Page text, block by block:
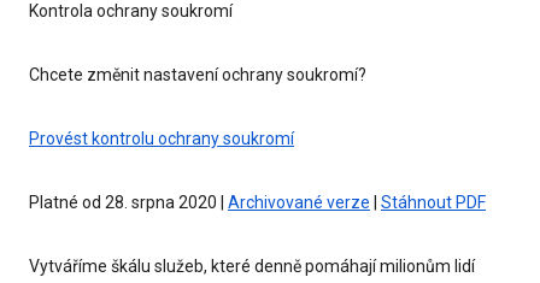
Kontrola ochrany soukromí
Chcete změnit nastavení ochrany soukromí?
Provést kontrolu ochrany soukromí
Platné od 28. srpna 2020 | Archivované verze Stáhnout PDF
Vytváříme škálu služeb, které denně pomáhají milionům lidí